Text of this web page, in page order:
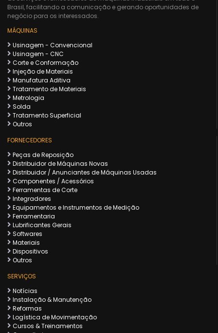
Brasil, facilitando a comunicação e gerando oportunidades de
negócio para os interessados.
MÁQUINAS
Usinagem - Convencional
Usinagem - CNC
Corte e Conformação
Injeção de Materiais
Manufatura Aditiva
Tratamento de Materiais
Metrologia
Solda
Tratamento Superficial
Outros
FORNECEDORES
Peças de Reposição
Distribuidor de Máquinas Novas
Distribuidor / Anunciantes de Máquinas Usadas
Componentes / Acessórios
Ferramentas de Corte
Integradores
Equipamentos e Instrumentos de Medição
Ferramentaria
Lubrificantes Gerais
Softwares
Materiais
Dispositivos
Outros
SERVIÇOS
Notícias
Instalação & Manutenção
Reformas
Logística de Movimentação
Cursos & Treinamentos